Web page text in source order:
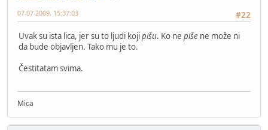
#22
07-07-2009, 15:37:03
Uvak su ista lica, jer su to ljudi kojipišu. Ko ne piše ne može ni
da bude objavljen. Tako mu je to.
Čestitatam svima.
Mica